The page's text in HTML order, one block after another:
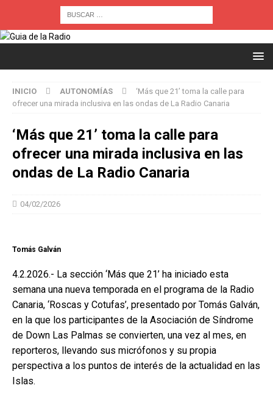
INICIO AUTONOMÍAS
‘Más que 21’ toma la calle para
ofrecer una mirada inclusiva en las ondas de La Radio Canaria
‘Más que 21’ toma la calle para
ofrecer una mirada inclusiva en las
ondas de La Radio Canaria
04/02/2026
Tomás Galván
4.2.2026.- La sección ‘Más que 21’ ha iniciado esta
semana una nueva temporada en el programa de la Radio
Canaria, ‘Roscas y Cotufas’, presentado por Tomás Galván,
en la que los participantes de la Asociación de Síndrome
de Down Las Palmas se convierten, una vez al mes, en
reporteros, llevando sus micrófonos y su propia
perspectiva a los puntos de interés de la actualidad en las
Islas.